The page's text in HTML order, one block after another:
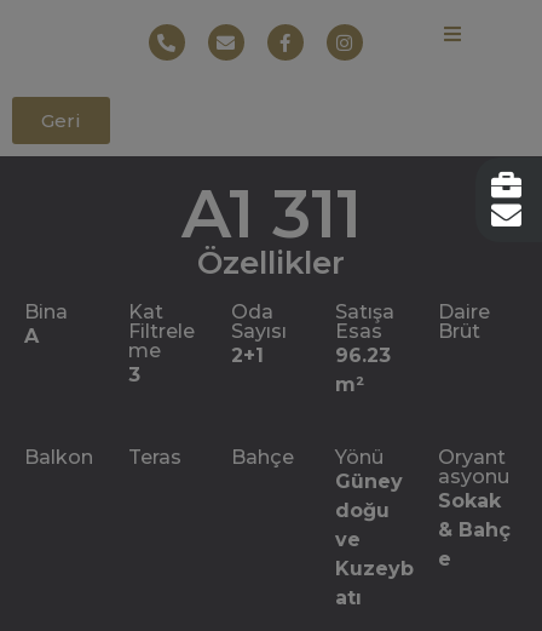
Geri
A1 311
Özellikler
Bina
A
Kat
Filtrele
me
3
Oda
Sayısı
2+1
Satışa
Esas
96.23
m²
Daire
Brüt
Balkon Teras Bahçe
Yönü
Güney
doğu
ve
Kuzeyb
atı
Oryant
asyonu
Sokak
& Bahç
e